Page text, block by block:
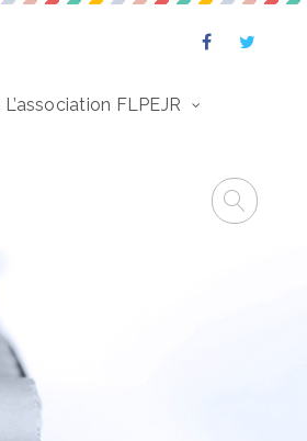
L’association FLPEJR